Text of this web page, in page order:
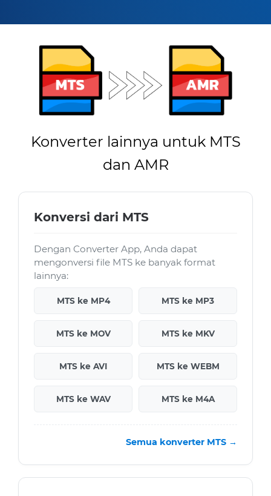
Konverter lainnya untuk MTS
dan AMR
Konversi dari MTS
Dengan Converter App, Anda dapat
mengonversi file MTS ke banyak format
lainnya:
MTS ke MP4 MTS ke MP3
MTS ke MOV MTS ke MKV
MTS ke AVI MTS ke WEBM
MTS ke WAV MTS ke M4A
Semua konverter MTS →